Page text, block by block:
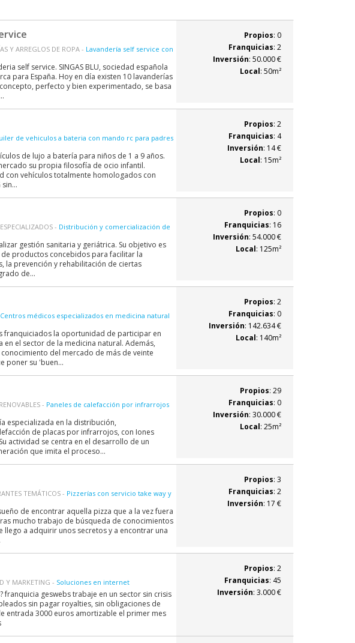
Y ARREGLOS DE ROPA - Lavandería self service con
self service. SINGAS BLU, sociedad española
para España. Hoy en día existen 10 lavanderías
perfecto y bien experimentado, se basa
Propios: 0
Franquicias: 2
Inversión: 50.000 €
Local: 50m²
de vehiculos a bateria con mando rc para padres
de lujo a batería para niños de 1 a 9 años.
su propia filosofía de ocio infantil.
con vehículos totalmente homologados con
Propios: 2
Franquicias: 4
Inversión: 14 €
Local: 15m²
- Distribución y comercialización de
gestión sanitaria y geriátrica. Su objetivo es
productos concebidos para facilitar la
la prevención y rehabilitación de ciertas
de...
Propios: 0
Franquicias: 16
Inversión: 54.000 €
Local: 125m²
Centros médicos especializados en medicina natural
franquiciados la oportunidad de participar en
el sector de la medicina natural. Además,
del mercado de más de veinte
poner su 'buen...
Propios: 2
Franquicias: 0
Inversión: 142.634 €
Local: 140m²
- Paneles de calefacción por infrarrojos
especializada en la distribución,
de placas por infrarrojos, con Iones
actividad se centra en el desarrollo de un
que imita el proceso...
Propios: 29
Franquicias: 0
Inversión: 30.000 €
Local: 25m²
TEMÁTICOS - Pizzerías con servicio take way y
de encontrar aquella pizza que a la vez fuera
mucho trabajo de búsqueda de conocimientos
llego a adquirir unos secretos y a encontrar una
Propios: 3
Franquicias: 2
Inversión: 17 €
Y MARKETING - Soluciones en internet
franquicia geswebs trabaje en un sector sin crisis
sin pagar royalties, sin obligaciones de
entrada 3000 euros amortizable el primer mes
Propios: 2
Franquicias: 45
Inversión: 3.000 €